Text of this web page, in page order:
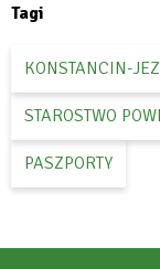
Tagi
KONSTANCIN-
STAROSTWO
PASZPORTY